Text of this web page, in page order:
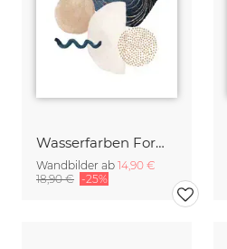
Wasserfarben Formen in Navy 1
Wandbilder ab 14,90 €
18,90 € -25%